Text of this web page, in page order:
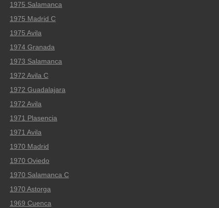
1975 Salamanca
1975 Madrid C
1975 Avila
1974 Granada
1973 Salamanca
1972 Avila C
1972 Guadalajara
1972 Avila
1971 Plasencia
1971 Avila
1970 Madrid
1970 Oviedo
1970 Salamanca C
1970 Astorga
1969 Cuenca